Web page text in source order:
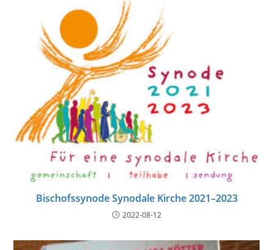
Bischofssynode Synodale Kirche 2021–2023
2022-08-12